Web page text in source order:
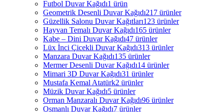
Futbol Duvar Kağıdı1 ürün
Geometrik Desenli Duvar Kağıdı217 ürünler
Güzellik Salonu Duvar Kağıtları123 ürünler
Hayvan Temalı Duvar Kağıdı165 ürünler
Kabe – Dini Duvar Kağıdı47 ürünler
Lüx İnci Çicekli Duvar Kağıdı313 ürünler
Manzara Duvar Kağıdı135 ürünler
Mermer Desenli Duvar Kağıdı14 ürünler
Mimari 3D Duvar Kağıdı31 ürünler
Mustafa Kemal Atatürk2 ürünler
Müzik Duvar Kağıdı5 ürünler
Orman Manzaralı Duvar Kağıdı96 ürünler
Osmanlı Duvar Kağıdı7 ürünler